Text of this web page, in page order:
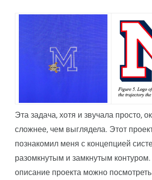
Эта задача, хотя и звучала просто,
сложнее, чем выглядела. Этот
познакомил меня с концепцией
разомкнутым и замкнутым
описание проекта можно